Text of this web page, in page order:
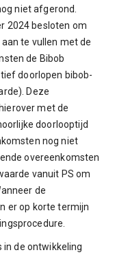
niet afgerond.
2024 besloten om
te vullen met de
de Bibob
doorlopen bibob-
Deze
met de
doorlooptijd
nog niet
overeenkomsten
vanuit PS om
de
er op korte termijn
in de ontwikkeling